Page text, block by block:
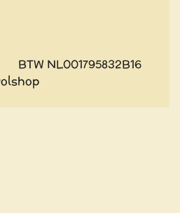
NL001795832B16